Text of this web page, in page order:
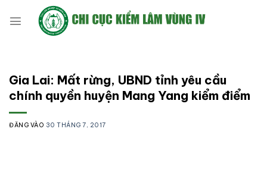
qua
Gia Lai: Mất rừng, UBND tỉnh yêu cầu
chính quyền huyện Mang Yang kiểm điểm
ĐĂNG VÀO 30 THÁNG 7, 2017